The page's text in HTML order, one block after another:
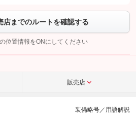
ンをタップして問い合わせを
こちら
店までのルートを確認する
位置情報をONにしてください
販売店
装備略号／用語解説